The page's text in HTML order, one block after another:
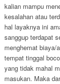
kalian mampu
kesalahan atau
hal layaknya ini
sanggup terdapat
menghemat biaya/
tempat tinggal
yang tidak mahal
masukan. Maka